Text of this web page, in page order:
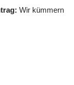
Wir kümmern